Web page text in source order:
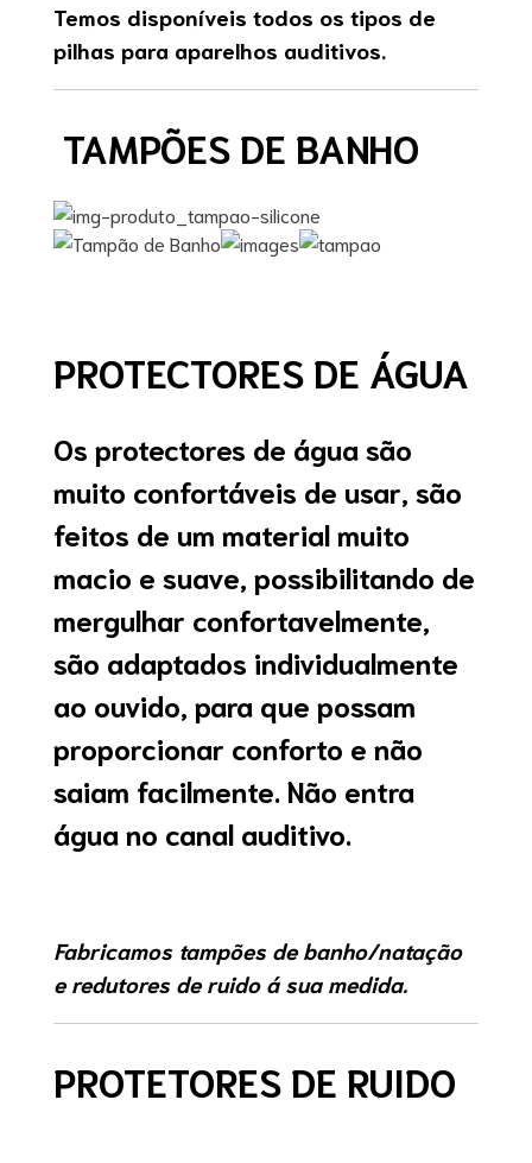
Temos disponíveis todos os tipos de
pilhas para aparelhos auditivos.
TAMPÕES DE BANHO
PROTECTORES DE ÁGUA
Os protectores de água são
muito confortáveis de usar, são
feitos de um material muito
macio e suave, possibilitando de
mergulhar confortavelmente,
são adaptados individualmente
ao ouvido, para que possam
proporcionar conforto e não
saiam facilmente. Não entra
água no canal auditivo.
Fabricamos tampões de banho/natação
e redutores de ruido á sua medida.
PROTETORESDE RUIDO